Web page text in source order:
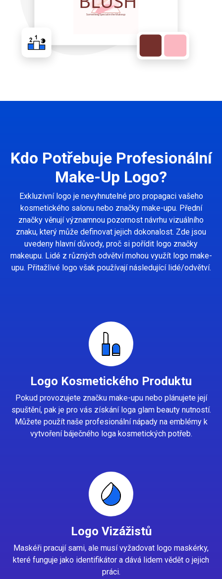
Kdo Potřebuje Profesionální
Make-Up Logo?
Exkluzivní logo je nevyhnutelné pro propagaci vašeho
kosmetického salonu nebo značky make-upu. Přední
značky věnují významnou pozornost návrhu vizuálního
znaku, který může definovat jejich dokonalost. Zde jsou
uvedeny hlavní důvody, proč si pořídit logo značky
makeupu. Lidé z různých odvětví mohou využít logo make-
upu. Přitažlivé logo však používají následující lidé/odvětví.
Logo Kosmetického Produktu
Pokud provozujete značku make-upu nebo plánujete její
spuštění, pak je pro vás získání loga glam beauty nutností.
Můžete použít naše profesionální nápady na emblémy k
vytvoření báječného loga kosmetických potřeb.
Logo Vizážistů
Maskéři pracují sami, ale musí vyžadovat logo maskérky,
které funguje jako identifikátor a dává lidem vědět o jejich
práci.